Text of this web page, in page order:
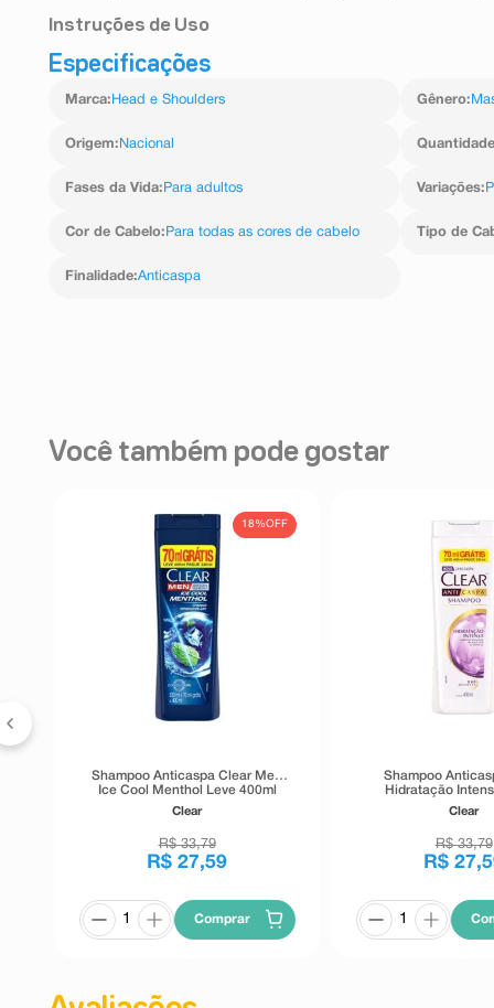
Instruções de Uso
Agite antes de usar, molhe o cabelo, aplique,
Especificações
Marca: Head e Shoulders Gênero:
Origem: Nacional Quantidade
Fases da Vida: Para adultos Variações:
Cor de Cabelo: Para todas as cores de cabelo Tipo de
Finalidade:Anticaspa
Você também pode gostar
18%OFF
Shampoo Anticaspa Clear Men
Ice Cool Menthol Leve 400ml
Pague 330ml
Clear
R$ 33,79
R$ 27,59
Comprar
Shampoo
Hidratação
Clear
R$ 33,79
R$ 27,